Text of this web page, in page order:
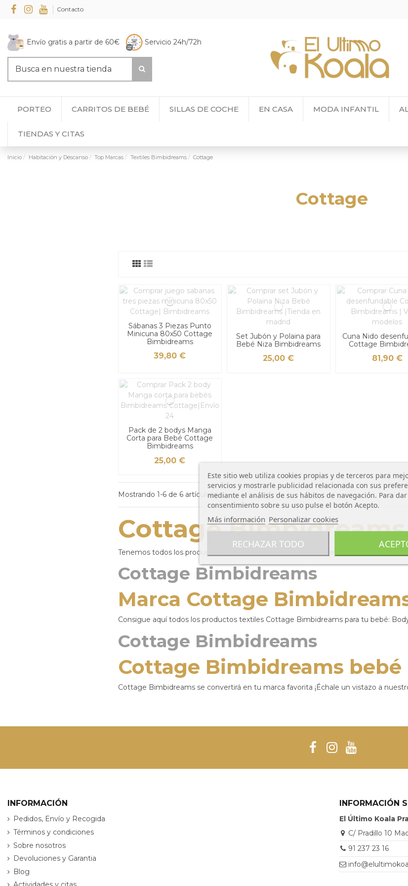
Contacto
Envío gratis a partir de 60€ Servicio 24h/72h
PORTEO CARRITOS DE BEBÉ SILLAS DE COCHE EN CASA MODA INFANTIL
TIENDAS Y CITAS
Inicio Habitación y Descanso Top Marcas Textiles Bimbidreams Cottage
Cottage
Sábanas 3 Piezas Punto
Minicuna 80x50 Cottage
Bimbidreams
39,80 €
Set Jubón y Polaina para
Bebé Niza Bimbidreams
25,00 €
Cuna Nido
Cottage
81,90 €
Pack de 2 bodys Manga
Corta para Bebé Cottage
Bimbidreams
25,00 €
Mostrando 1-6 de 6 artículo(s)
Cottage Bimbidreams
Tenemos todos los productos que necesitas para el cuidado de tu bebé de esta
Cottage Bimbidreams
Marca Cottage
Consigue aquí todos los productos textiles Cottage Bimbidreams para tu bebé:
Cottage Bimbidreams
Cottage Bimbidreams bebé
Cottage Bimbidreams se convertirá en tu marca favorita ¡Échale un vistazo a
INFORMACIÓN
Pedidos, Envío y Recogida
Términos y condiciones
Sobre nosotros
Devoluciones y Garantia
Blog
INFORMACIÓN
El Último Koala
C/ Pradillo 10
91 237 23 16
Este sitio web utiliza cookies propias y de terceros para
servicios y mostrarle publicidad relacionada con sus
mediante el análisis de sus hábitos de navegación. Para
consentimiento sobre su uso pulse el botón Acepto.
Más información Personalizar cookies
RECHAZAR TODO